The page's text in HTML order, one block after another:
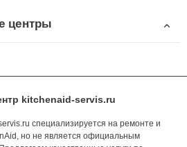
центры
kitchenaid-servis.ru
специализируется на ремонте и
но не является официальным